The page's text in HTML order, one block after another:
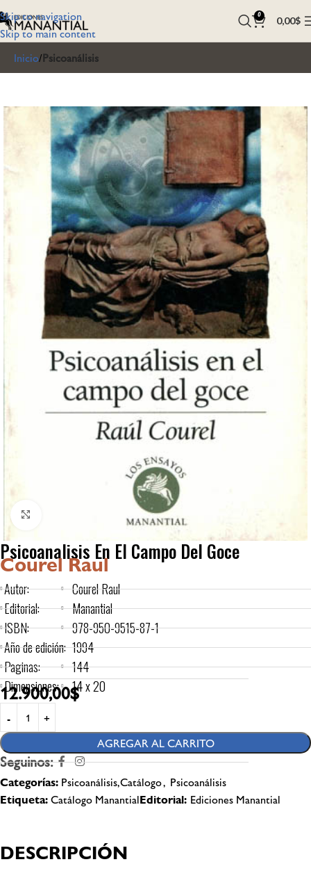
Skip to navigation
Skip to main content
0 0,00$
Inicio Psicoanálisis
Psicoanalisis En El Campo Del Goce
Courel Raul
Autor:
Editorial:
ISBN:
Año de edición:
Paginas:
Dimensiones:
Courel Raul
Manantial
978-950-9515-87-1
1994
144
14 x 20
12.900,00$
AGREGAR AL CARRITO
Seguinos:
Categorías: Psicoanálisis,Catálogo, Psicoanálisis
Etiqueta:Catálogo ManantialEditorial: Ediciones Manantial
DESCRIPCIÓN